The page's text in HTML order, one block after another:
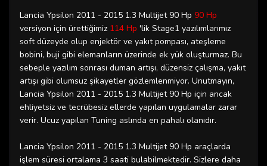
Lancia Ypsilon 2011 - 2015 1.3 Multijet 90 Hp 90 Hp
versiyon için ürettiğimiz 114 Hp 'lik Stage1 yazılımlarımız
soft düzeyde olup enjektör ve yakıt pompası, ateşleme
bobini, buji gibi elemanların üzerinde ek yük oluşturmaz. Bu
sebeple yazılım sonrası duman artışı, düzensiz çalışma, yakıt
artışı gibi olumsuz şikayetler gözlemlenmiyor. Unutmayın,
Lancia Ypsilon 2011 - 2015 1.3 Multijet 90 Hp için ancak
ehliyetsiz ve tecrübesiz ellerde yapılan uygulamalar zarar
verir. Ucuz yapılan Tuning aslında en pahalı olanıdır.
Lancia Ypsilon 2011 - 2015 1.3 Multijet 90 Hp araçlarda
işlem süresi ortalama 3 saati bulabilmektedir. Sizlere daha